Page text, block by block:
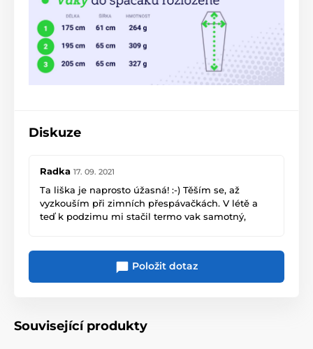
Diskuze
Radka 17. 09. 2021
Ta liška je naprosto úžasná! :-) Těším se, až
vyzkouším při zimních přespávačkách. V létě a
teď k podzimu mi stačil termo vak samotný,
Položit dotaz
Související produkty